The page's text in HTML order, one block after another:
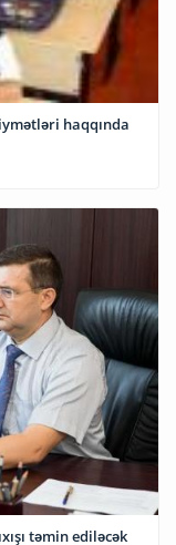
haqqında
təmin ediləcək